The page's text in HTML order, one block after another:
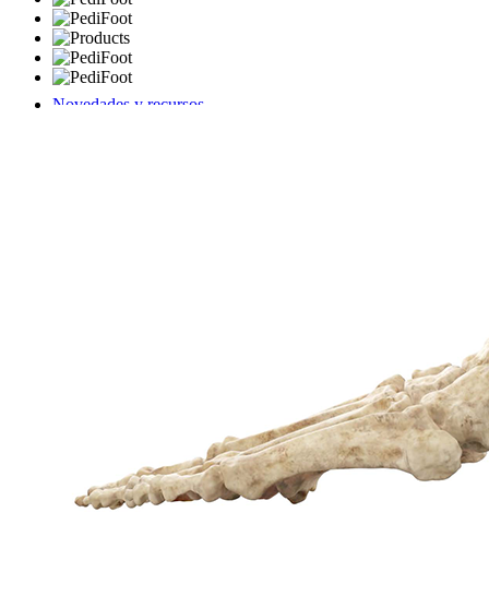
Novedades y recursos
Announcements